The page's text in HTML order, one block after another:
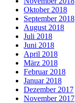
Oktober 2018
September 2018
August 2018
Juli 2018
Juni 2018
April 2018
März 2018
Februar 2018
Januar 2018
Dezember 2017
November 2017